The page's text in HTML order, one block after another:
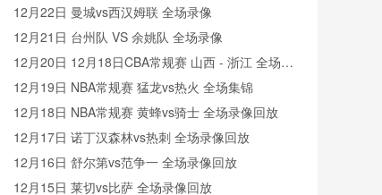
12月22日 曼城vs西汉姆联 全场录像
12月21日 台州队 VS 余姚队 全场录像
12月20日 12月18日CBA常规赛 山西 - 浙江 全场录
像
12月19日 NBA常规赛 猛龙vs热火 全场集锦
12月18日 NBA常规赛 黄蜂vs骑士 全场录像回放
12月17日 诺丁汉森林vs热刺 全场录像回放
12月16日 舒尔第vs范争一 全场录像回放
12月15日 莱切vs比萨 全场录像回放